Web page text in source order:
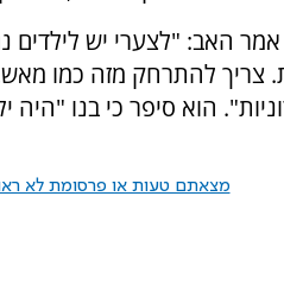
האב: "לצערי יש לילדים
צריך להתרחק מזה כמו
הוא סיפר כי בנו "היה
מצאתם טעות או פרסומת לא